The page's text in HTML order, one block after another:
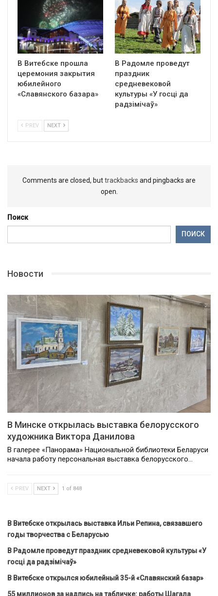
В Витебске прошла
церемония закрытия
юбилейного
«Славянского базара»
В Радомле проведут
праздник
средневековой
культуры «У госці да
радзімічаў»
PREV NEXT
Comments are closed, buttrackbacks and pingbacks are
open.
Поиск
ПОИСК
Новости
В Минске открылась выставка белорусского
художника Виктора Данилова
В галерее «Панорама» Национальной библиотеки Беларуси
начала работу персональная выставка белорусского…
PREV NEXT 1 of 848
В Витебске открылась выставка Ильи Репина, связавшего
годы творчества с Беларусью
В Радомле проведут праздник средневековой культуры «У
госці да радзімічаў»
В Витебске открылся юбилейный 35-й «Славянский базар»
55 миллионов за надпись на табличке: работы Шагала